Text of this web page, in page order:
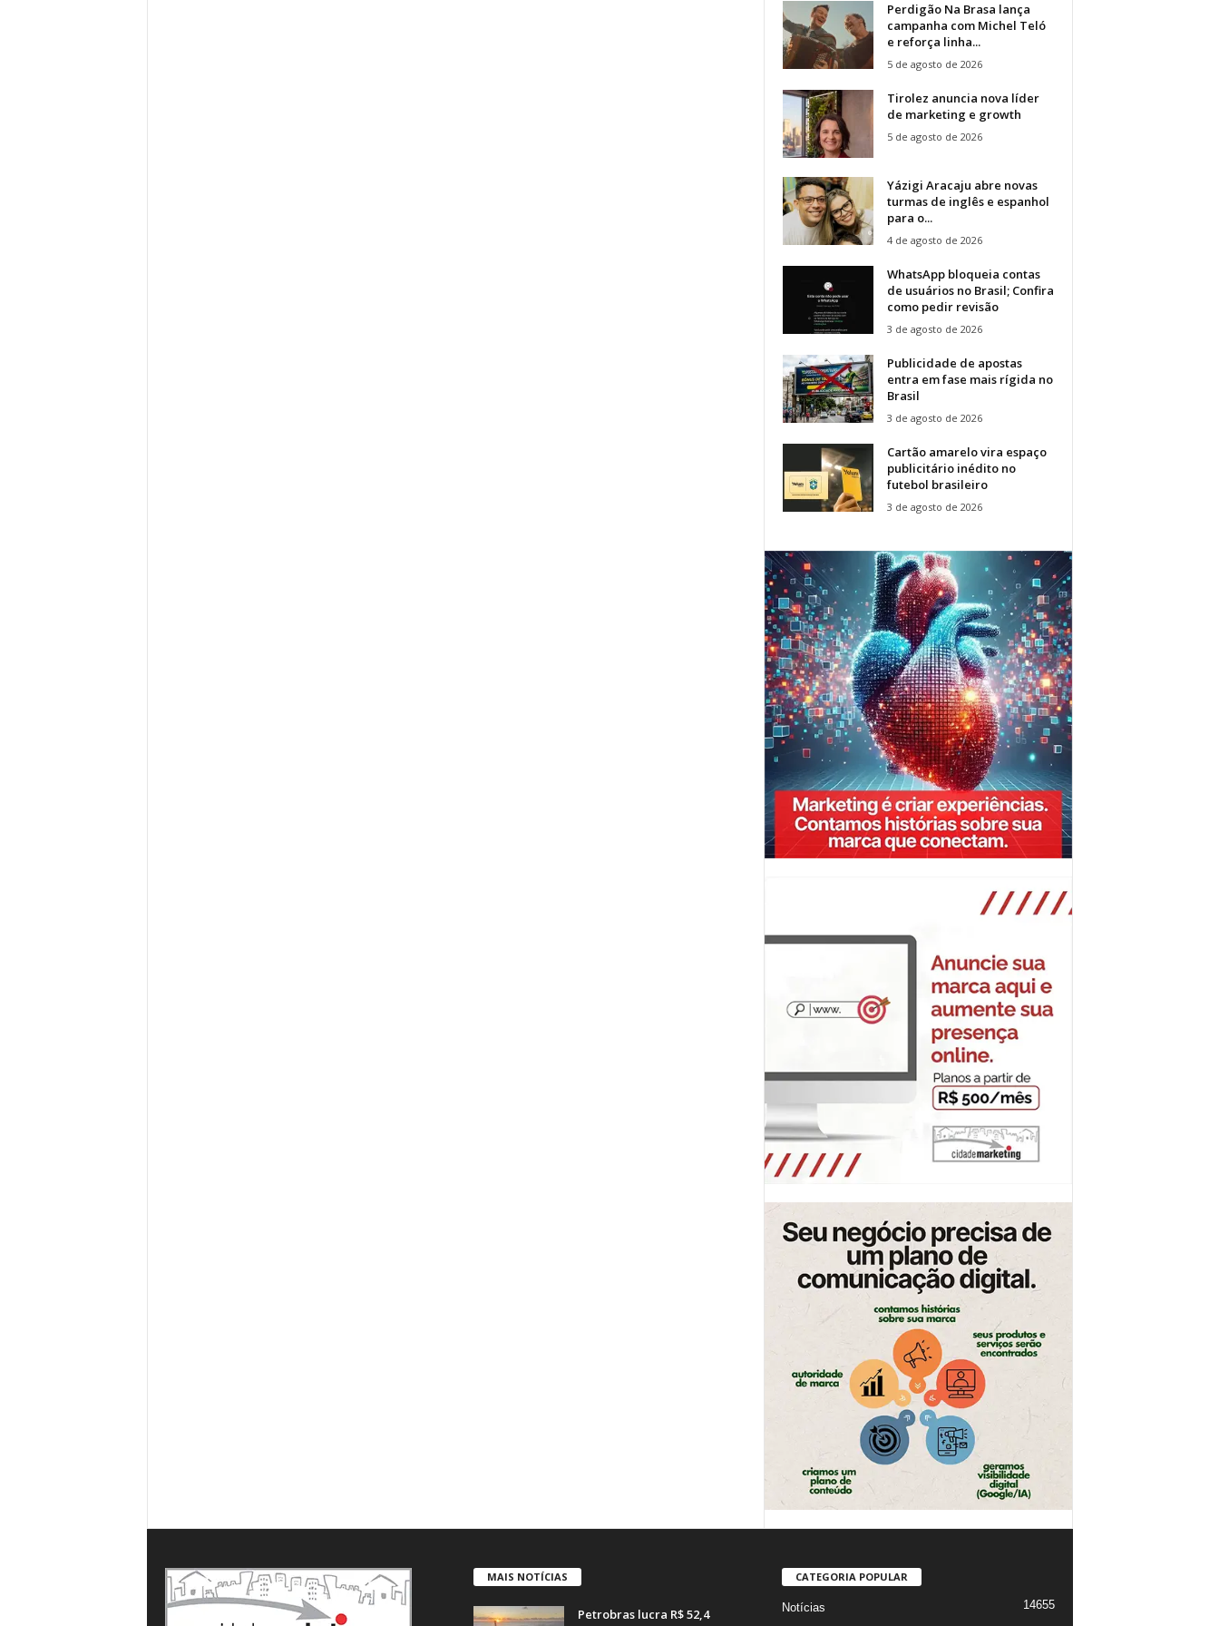
Perdigão Na Brasa lança
campanha com Michel Teló
e reforça linha...
5 de agosto de 2026
Tirolez anuncia nova líder
de marketing e growth
5 de agosto de 2026
Yázigi Aracaju abre novas
turmas de inglês e espanhol
para o...
4 de agosto de 2026
WhatsApp bloqueia contas
de usuários no Brasil; Confira
como pedir revisão
3 de agosto de 2026
Publicidade de apostas
entra em fase mais rígida no
Brasil
3 de agosto de 2026
Cartão amarelo vira espaço
publicitário inédito no
futebol brasileiro
3 de agosto de 2026
MAIS NOTÍCIAS
Petrobras lucra R$ 52,4
CATEGORIA POPULAR
Notícias
14655